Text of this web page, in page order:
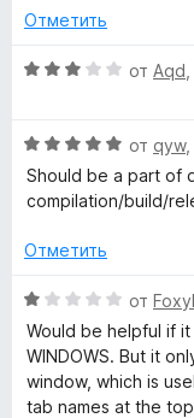
и
5
е
о
5
и
Отметить
О
н
е
н
н
3
и
з
от Aqd
О
ц
е
е
о
н
а
и
от qyw,
Should be a part of
compilation/build/
Отметить
О
ц
е
н
е
от
Would be helpful if it
WINDOWS. But it
window, which is
tab names at the